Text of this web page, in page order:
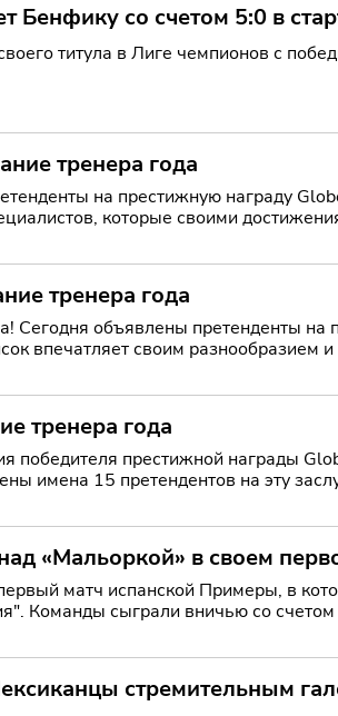
Бенфику со счетом 5:0 в
титула в Лиге чемпионов с
тренера года
на престижную награду
которые своими
тренера года
Сегодня объявлены претенденты на
впечатляет своим разнообразием
тренера года
победителя престижной награды
15 претендентов на эту
«Мальоркой» в своем
Команды сыграли вничью со
стремительным